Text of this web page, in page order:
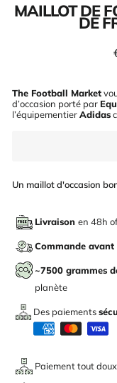
MAILLOT DE
DE
The Football Market
d’occasion porté par
l’équipementierAdidas
Un maillot d'occasion
Livraison en 48h
Commande avant
~7500 grammes
planète
Des paiements
Paiement tout